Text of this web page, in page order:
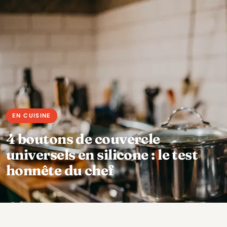
4 boutons de couvercle
universels en silicone : le test
honnête du chef